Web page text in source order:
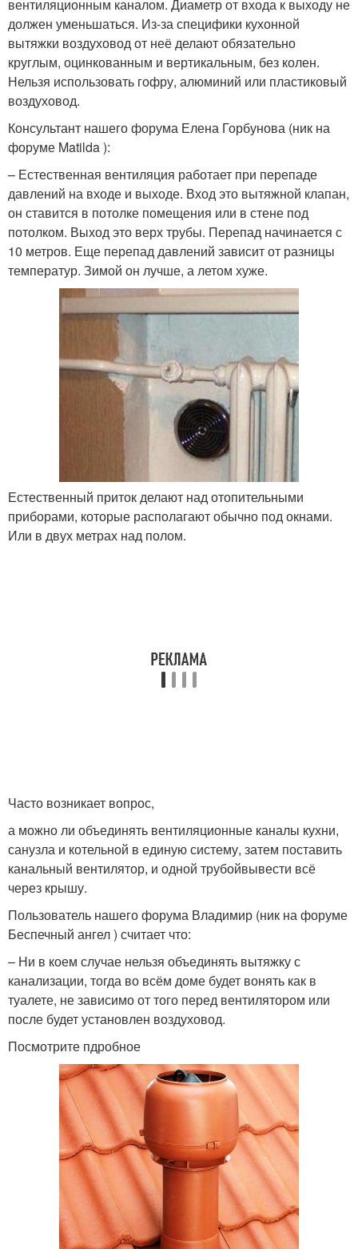
вентиляционным каналом. Диаметр от входа к выходу не
должен уменьшаться. Из-за специфики кухонной
вытяжки воздуховод от неё делают обязательно
круглым, оцинкованным и вертикальным, без колен.
Нельзя использовать гофру, алюминий или пластиковый
воздуховод.
Консультант нашего форума Елена Горбунова (ник на
форуме Matilda ):
– Естественная вентиляция работает при перепаде
давлений на входе и выходе. Вход это вытяжной клапан,
он ставится в потолке помещения или в стене под
потолком. Выход это верх трубы. Перепад начинается с
10 метров. Еще перепад давлений зависит от разницы
температур. Зимой он лучше, а летом хуже.
Естественный приток делают над отопительными
приборами, которые располагают обычно под окнами.
Или в двух метрах над полом.
Часто возникает вопрос,
а можно ли объединять вентиляционные каналы кухни,
санузла и котельной в единую систему, затем поставить
канальный вентилятор, и одной трубойвывести всё
через крышу.
Пользователь нашего форума Владимир (ник на форуме
Беспечный ангел ) считает что:
– Ни в коем случае нельзя объединять вытяжку с
канализации, тогда во всём доме будет вонять как в
туалете, не зависимо от того перед вентилятором или
после будет установлен воздуховод.
Посмотрите пдробное